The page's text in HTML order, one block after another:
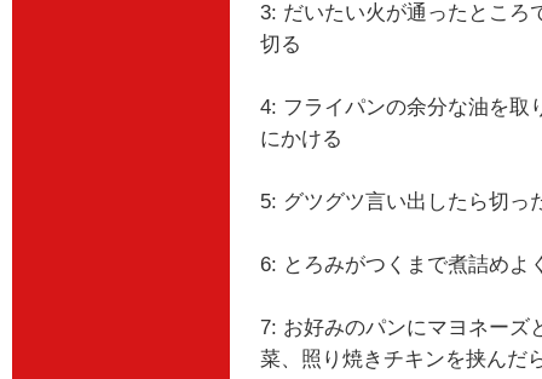
3: だいたい火が通ったところ
切る
4: フライパンの余分な油を取
にかける
5: グツグツ言い出したら切っ
6: とろみがつくまで煮詰めよ
7: お好みのパンにマヨネーズ
菜、照り焼きチキンを挟んだ